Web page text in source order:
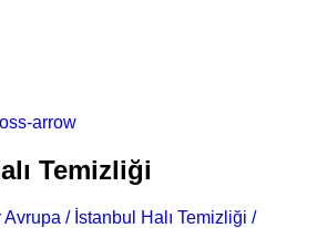
Temizliği
Avrupa / İstanbul Halı Temizliği /